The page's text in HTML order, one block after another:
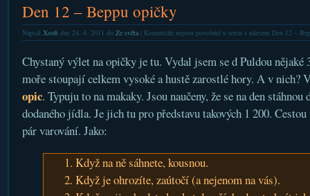
Den 12 – Beppu opičky
Napsal Xsoftdne 24. 4. 2011 do Ze světa| Komentáře nejsou povolenéu textu s názvem Den 12 –
Chystaný výlet na opičky je tu. Vydal jsem se d Puldou nějaké
moře stoupají celkem vysoké a hustě zarostlé hory. A v nich?
opic. Typuju to na makaky. Jsou naučeny, že se na den
dodaného jídla. Je jich tu pro představu takových 1 200.
pár varování. Jako:
Když na ně sáhnete, kousnou.
Když je ohrozíte, zaútočí (a nejenom na vás).